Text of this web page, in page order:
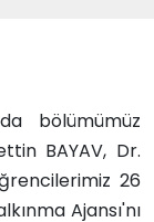
bölümümüz
BAYAV, Dr.
26
Ajansı'nı